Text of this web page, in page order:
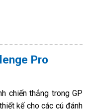
Pro
chiến thắng trong GP
kế cho các cú đánh